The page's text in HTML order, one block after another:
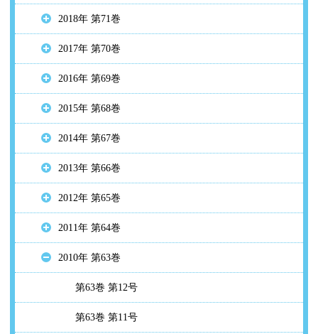
2018年 第71巻
2017年 第70巻
2016年 第69巻
2015年 第68巻
2014年 第67巻
2013年 第66巻
2012年 第65巻
2011年 第64巻
2010年 第63巻
第63巻 第12号
第63巻 第11号